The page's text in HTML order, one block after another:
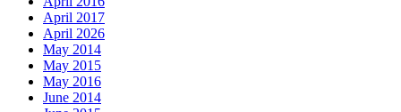
April 2017
April 2026
May 2014
May 2015
May 2016
June 2014